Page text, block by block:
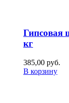
Гипсовая
кг
385,00 руб.
В корзину